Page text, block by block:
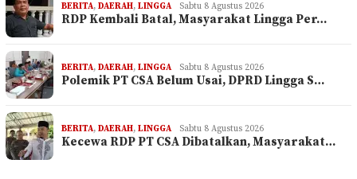
BERITA, DAERAH, LINGGA Sabtu 8 Agustus 2026
RDP Kembali Batal, Masyarakat Lingga Per…
BERITA, DAERAH, LINGGA Sabtu 8 Agustus 2026
Polemik PT CSA Belum Usai, DPRD Lingga S…
BERITA, DAERAH, LINGGA Sabtu 8 Agustus 2026
Kecewa RDP PT CSA Dibatalkan, Masyarakat…